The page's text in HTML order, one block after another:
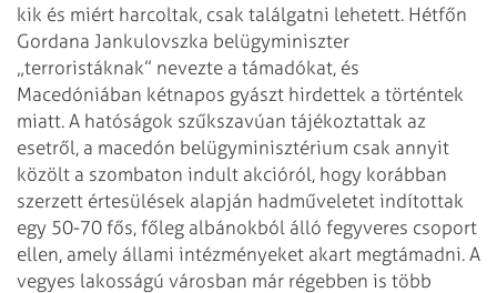
kik és miért harcoltak, csak találgatni lehetett. Hétfőn
Gordana Jankulovszka belügyminiszter
„terroristáknak” nevezte a támadókat, és
Macedóniában kétnapos gyászt hirdettek a történtek
miatt. A hatóságok szűkszavúan tájékoztattak az
esetről, a macedón belügyminisztérium csak annyit
közölt a szombaton indult akcióról, hogy korábban
szerzett értesülések alapján hadműveletet indítottak
egy 50-70 fős, főleg albánokból álló fegyveres csoport
ellen, amely állami intézményeket akart megtámadni. A
vegyes lakosságú városban már régebben is több